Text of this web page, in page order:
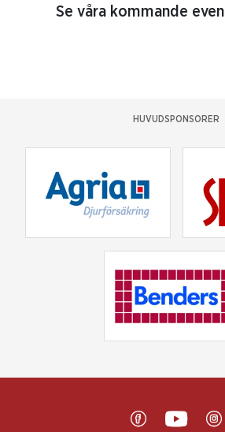
Se våra kommande
HUVUDSPONSORER